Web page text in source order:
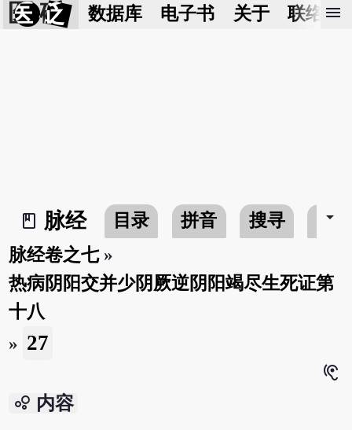
医 砭 数据库 电子书 关于 联络我
menu
book_2
脉经 目录 拼音 搜寻 书介
arrow_drop_down
脉经卷之七»
热病阴阳交并少阴厥逆阴阳竭尽生死证第
十八
» 27
hearing
bubble_chart 内容